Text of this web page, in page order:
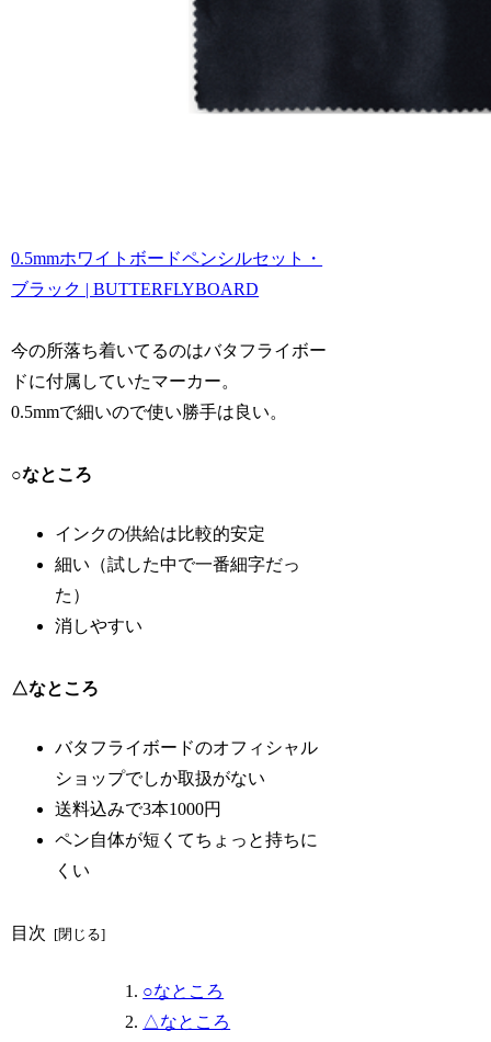
0.5mmホワイトボードペンシルセット・
ブラック | BUTTERFLYBOARD
今の所落ち着いてるのはバタフライボー
ドに付属していたマーカー。
0.5mmで細いので使い勝手は良い。
○なところ
インクの供給は比較的安定
細い（試した中で一番細字だっ
た）
消しやすい
△なところ
バタフライボードのオフィシャル
ショップでしか取扱がない
送料込みで3本1000円
ペン自体が短くてちょっと持ちに
くい
目次
○なところ
△なところ